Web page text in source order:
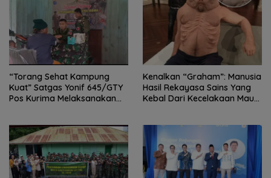
“Torang Sehat Kampung
Kuat” Satgas Yonif 645/GTY
Pos Kurima Melaksanakan
Kenalkan “Graham”: Manusia
Hasil Rekayasa Sains Yang
Kebal Dari Kecelakaan Maut